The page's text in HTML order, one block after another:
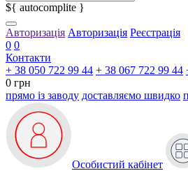
${ autocomplite }
Авторизація Авторизація Реєстрація
0 0
Контакти
+ 38 050 722 99 44 + 38 067 722 99 44
0 грн
прямо із заводу доставляємо швидко
Особистий кабінет